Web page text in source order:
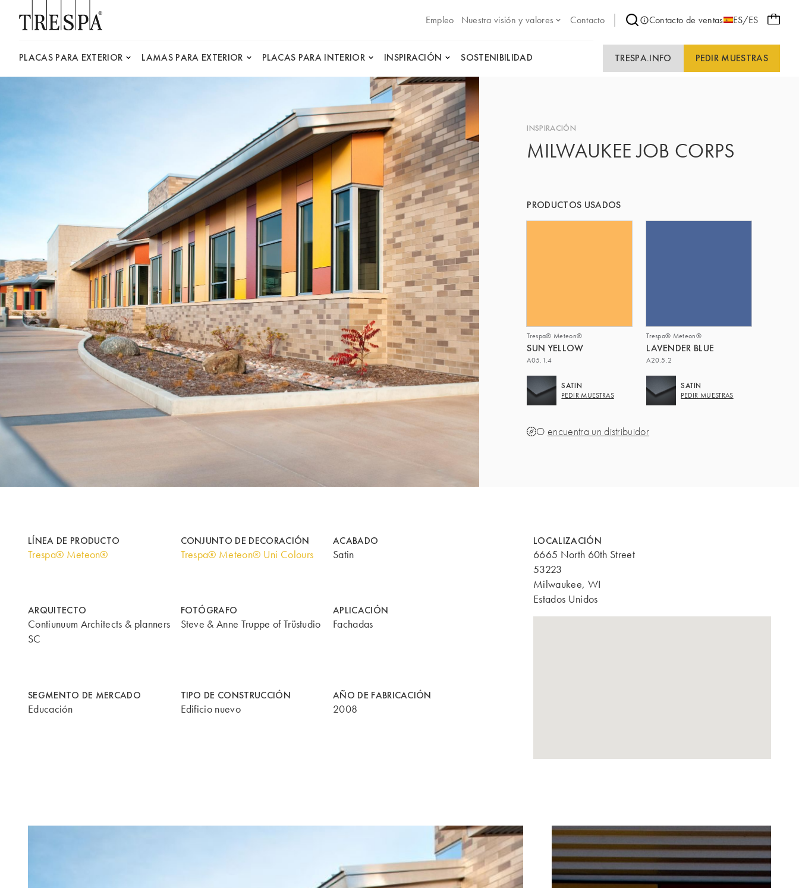
Empleo
Nuestra visión y valores Contacto Contacto de ventas ES/ES
PLACAS PARA EXTERIOR LAMAS PARA EXTERIOR PLACAS PARA INTERIOR INSPIRACIÓN SOSTENIBILIDAD TRESPA.INFO PEDIR MUESTRAS
INSPIRACIÓN
MILWAUKEE JOB CORPS
PRODUCTOS USADOS
Trespa® Meteon®
SUN YELLOW
A05.1.4
SATIN
PEDIR MUESTRAS
Trespa® Meteon®
LAVENDER BLUE
A20.5.2
SATIN
PEDIR MUESTRAS
Oencuentra un distribuidor
LÍNEA DE PRODUCTO
Trespa® Meteon®
CONJUNTO DE DECORACIÓN
Trespa® Meteon® Uni Colours
ACABADO
Satin
ARQUITECTO
Contiunuum Architects & planners
SC
FOTÓGRAFO
Steve & Anne Truppe of Trüstudio
APLICACIÓN
Fachadas
SEGMENTO DE MERCADO
Educación
TIPO DE CONSTRUCCIÓN
Edificio nuevo
AÑO DE FABRICACIÓN
2008
LOCALIZACIÓN
6665 North 60th Street
53223
Milwaukee, WI
Estados Unidos